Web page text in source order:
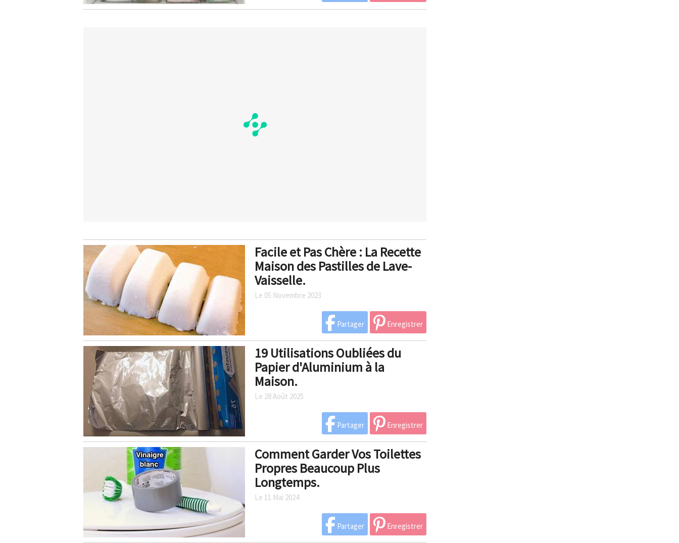
Facile et Pas Chère : La Recette
Maison des Pastilles de Lave-
Vaisselle.
Le 05 Novembre 2023
Partager Enregistrer
19 Utilisations Oubliées du
Papier d'Aluminium à la
Maison.
Le 28 Août 2025
Partager Enregistrer
Comment Garder Vos Toilettes
Propres Beaucoup Plus
Longtemps.
Le 11 Mai 2024
Partager Enregistrer